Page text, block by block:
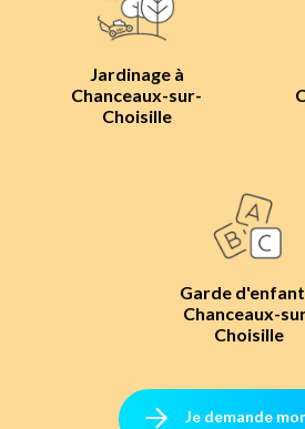
Jardinage à
Chanceaux-sur-
Choisille
Garde
Chanceaux-
Choisille
Je demande